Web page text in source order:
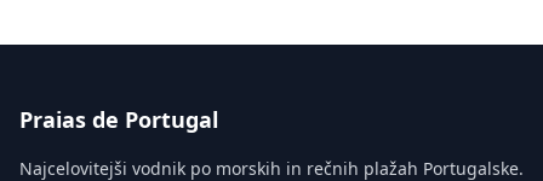
Praias de Portugal
Najcelovitejši vodnik po morskih in rečnih plažah Portugalske.